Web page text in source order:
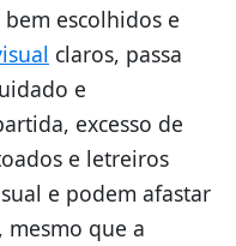
escolhidos e
claros, passa
e
excesso de
e letreiros
e podem afastar
que a